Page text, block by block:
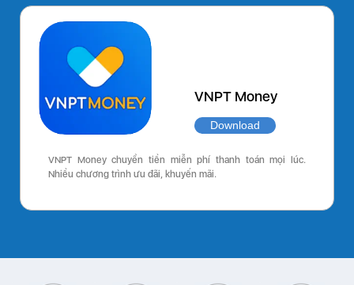
VNPT Money
Download
VNPT Money chuyển tiền miễn phí thanh toán mọi lúc.
Nhiều chương trình ưu đãi, khuyến mãi.